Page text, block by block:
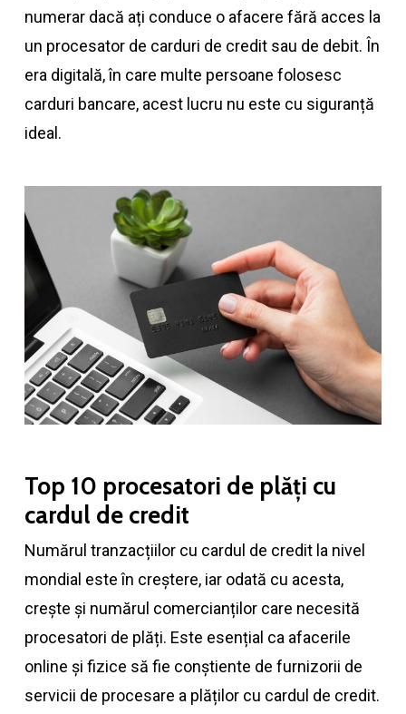
numerar dacă ați conduce o afacere fără acces la
un procesator de carduri de credit sau de debit. În
era digitală, în care multe persoane folosesc
carduri bancare, acest lucru nu este cu siguranță
ideal.
Top 10 procesatori de plăți cu
cardul de credit
Numărul tranzacțiilor cu cardul de credit la nivel
mondial este în creștere, iar odată cu acesta,
crește și numărul comercianților care necesită
procesatori de plăți. Este esențial ca afacerile
online și fizice să fie conștiente de furnizorii de
servicii de procesare a plăților cu cardul de credit.